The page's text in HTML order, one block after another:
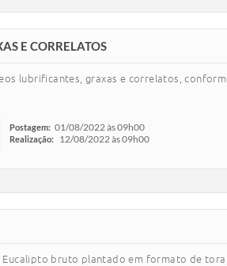
E CORRELATOS
lubrificantes, graxas e correlatos,
Postagem: 01/08/2022 às 09h00
Realização: 12/08/2022 às 09h00
bruto plantado em formato de